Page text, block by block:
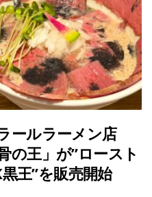
ールラーメン店
の王」が”ロースト
王”を販売開始